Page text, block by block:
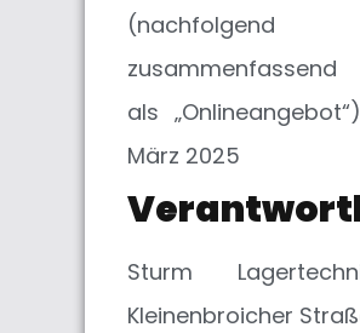
(nachfolgend
zusammenfassend
als
März 2025
Sturm
Kleinenbroicher